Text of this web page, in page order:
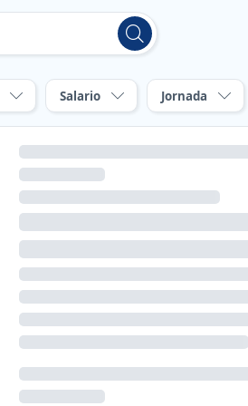
Salario Jornada